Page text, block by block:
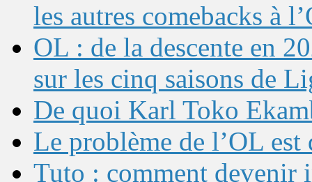
les autres comebacks à
OL : de la descente en
sur les cinq saisons de
De quoi Karl Toko
Le problème de l’OL
Tuto : comment devenir